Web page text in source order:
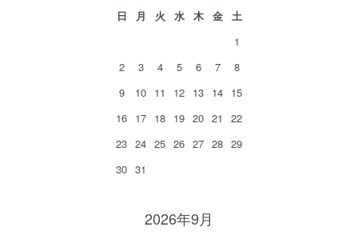
日 月 火 水 木 金
土
1
2
3 4 5 6 7
8
9
10 11 12 13 14 15
16 17 18 19 20 21
22
23 24 25 26 27 28 29
30 31
2026年9月